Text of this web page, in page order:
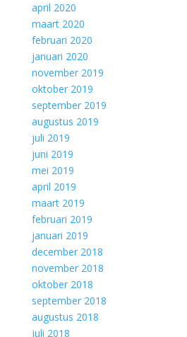
april 2020
maart 2020
februari 2020
januari 2020
november 2019
oktober 2019
september 2019
augustus 2019
juli 2019
juni 2019
mei 2019
april 2019
maart 2019
februari 2019
januari 2019
december 2018
november 2018
oktober 2018
september 2018
augustus 2018
juli 2018